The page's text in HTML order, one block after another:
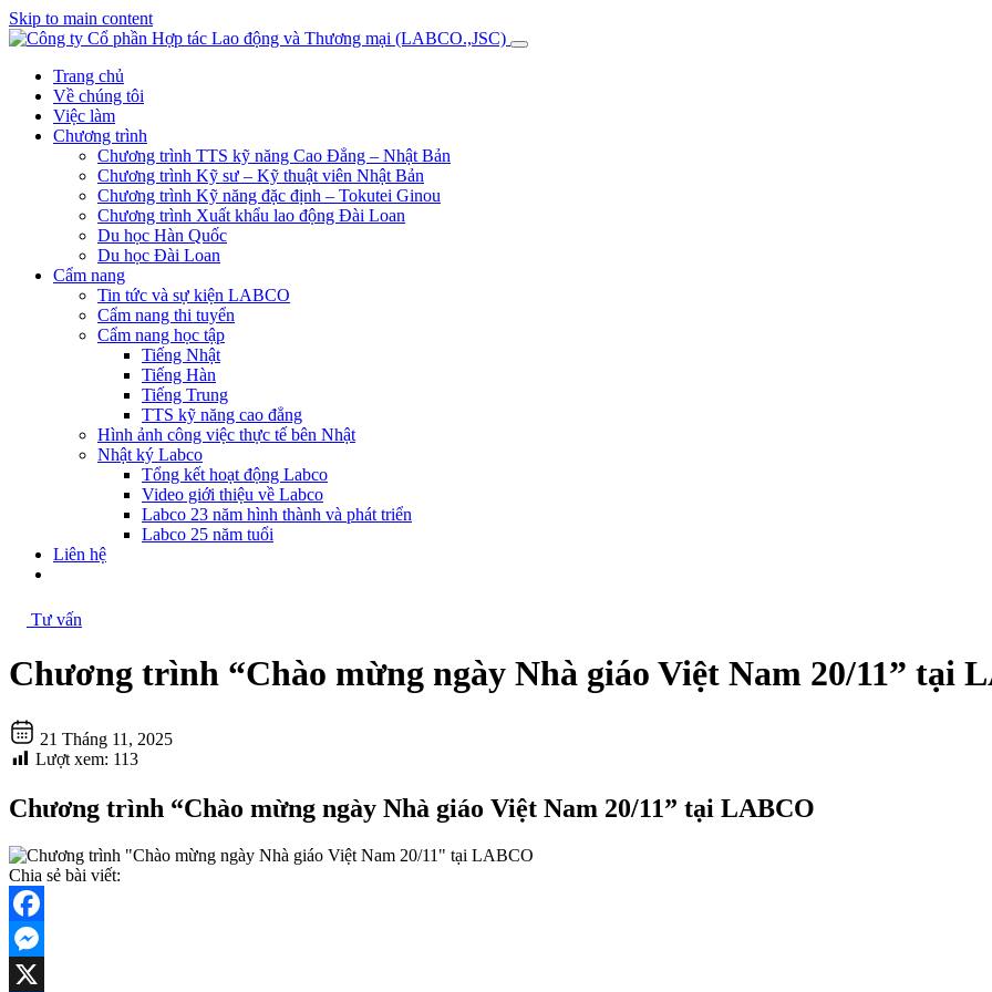
Skip to main content
Trang chủ
Về chúng tôi
Việc làm
Chương trình
Chương trình TTS kỹ năng Cao Đẳng – Nhật Bản
Chương trình Kỹ sư – Kỹ thuật viên Nhật Bản
Chương trình Kỹ năng đặc định – Tokutei Ginou
Chương trình Xuất khẩu lao động Đài Loan
Du học Hàn Quốc
Du học Đài Loan
Cẩm nang
Tin tức và sự kiện LABCO
Cẩm nang thi tuyển
Cẩm nang học tập
Tiếng Nhật
Tiếng Hàn
Tiếng Trung
TTS kỹ năng cao đẳng
Hình ảnh công việc thực tế bên Nhật
Nhật ký Labco
Tổng kết hoạt động Labco
Video giới thiệu về Labco
Labco 23 năm hình thành và phát triển
Labco 25 năm tuổi
Liên hệ
Tư vấn
Chương trình “Chào mừng ngày Nhà giáo Việt Nam 20/11” tại
21 Tháng 11, 2025
Lượt xem: 113
Chương trình “Chào mừng ngày Nhà giáo Việt Nam 20/11” tại LABCO
Chia sẻ bài viết:
Facebook
Messenger